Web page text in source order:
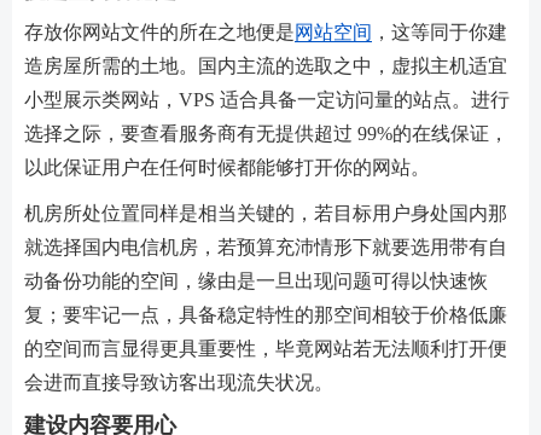
存放你网站文件的所在之地便是网站空间
，这等同于你建
造房屋所需的土地。国内主流的选取之中，虚拟主机适宜
小型展示类网站，VPS 适合具备一定访问量的站点。进行
选择之际，要查看服务商有无提供超过 99%的在线保证，
以此保证用户在任何时候都能够打开你的网站。
机房所处位置同样是相当关键的，若目标用户身处国内那
就选择国内电信机房，若预算充沛情形下就要选用带有自
动备份功能的空间，缘由是一旦出现问题可得以快速恢
复；要牢记一点，具备稳定特性的那空间相较于价格低廉
的空间而言显得更具重要性，毕竟网站若无法顺利打开便
会进而直接导致访客出现流失状况。
建设内容要用心